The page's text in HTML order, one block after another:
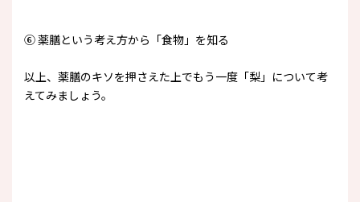
⑥ 薬膳という考え方から「食物」を知る
以上、薬膳のキソを押さえた上でもう一度「梨」について考
えてみましょう。